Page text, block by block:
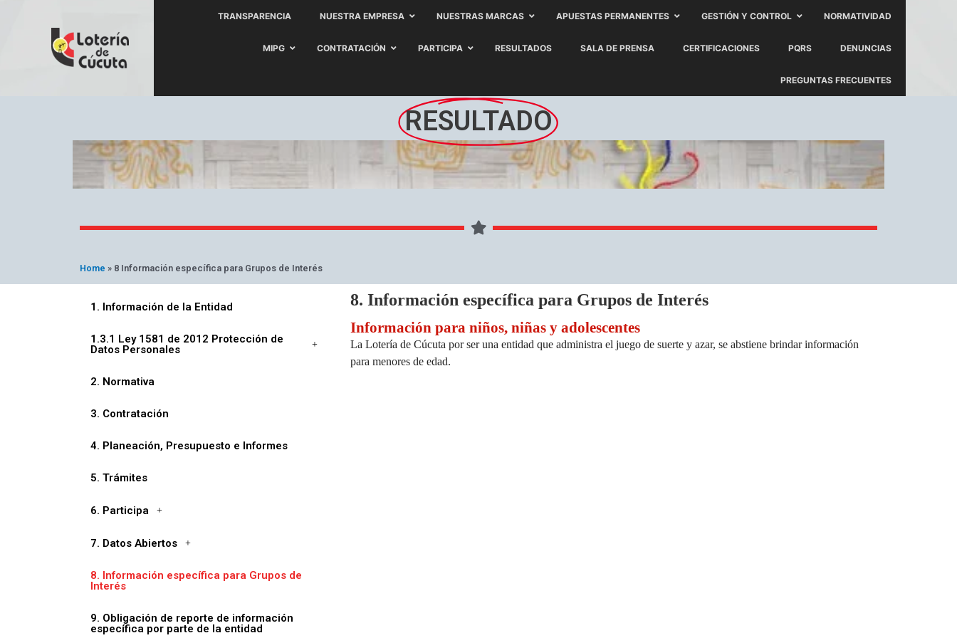
TRANSPARENCIA NUESTRA EMPRESA NUESTRAS MARCAS APUESTAS PERMANENTES GESTIÓN Y CONTROL NORMATIVIDAD
MIPG CONTRATACIÓN PARTICIPA RESULTADOS SALA DE PRENSA CERTIFICACIONES PQRS DENUNCIAS
PREGUNTAS FRECUENTES
RESULTADO
Home » 8 Información específica para Grupos de Interés
1. Información de la Entidad
1.3.1 Ley 1581 de 2012 Protección de
Datos Personales
2. Normativa
3. Contratación
4. Planeación, Presupuesto e Informes
5. Trámites
6. Participa
7. Datos Abiertos
8. Información específica para Grupos de
Interés
9. Obligación de reporte de información
específica por parte de la entidad
8. Información específica para Grupos de Interés
Información para niños, niñas y adolescentes
La Lotería de Cúcuta por ser una entidad que administra el juego de suerte y azar, se abstiene brindar información
para menores de edad.